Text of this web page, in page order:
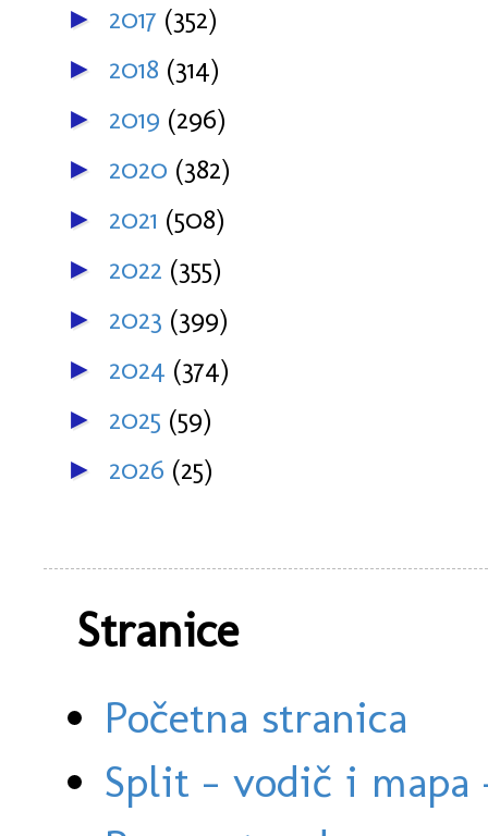
► 2017 (352)
► 2018 (314)
► 2019 (296)
► 2020 (382)
► 2021 (508)
► 2022 (355)
► 2023 (399)
► 2024 (374)
► 2025 (59)
► 2026 (25)
Stranice
Početna stranica
Split - vodič i